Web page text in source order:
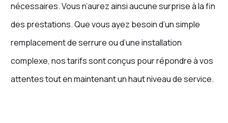
nécessaires. Vous n’aurez ainsi aucune surprise à la fin
des prestations. Que vous ayez besoin d’un simple
remplacement de serrure ou d’une installation
complexe, nos tarifs sont conçus pour répondre à vos
attentes tout en maintenant un haut niveau de service.